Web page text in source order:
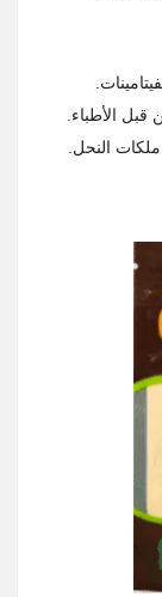
الأطباء.
النحل.